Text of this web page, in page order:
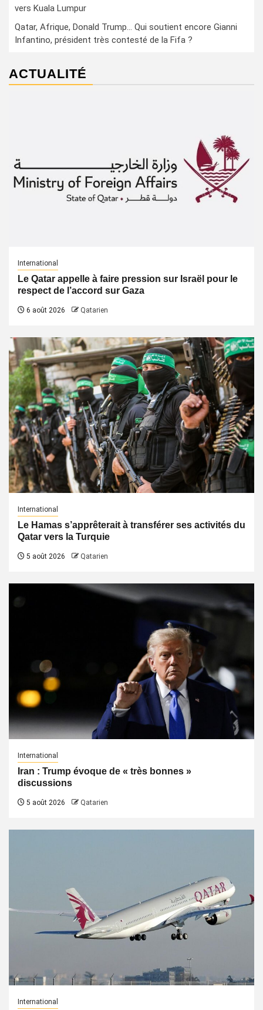
vers Kuala Lumpur
Qatar, Afrique, Donald Trump… Qui soutient encore Gianni
Infantino, président très contesté de la Fifa ?
ACTUALITÉ
International
Le Qatar appelle à faire pression sur Israël pour le
respect de l’accord sur Gaza
6 août 2026 Qatarien
International
Le Hamas s’apprêterait à transférer ses activités du
Qatar vers la Turquie
5 août 2026 Qatarien
International
Iran : Trump évoque de « très bonnes »
discussions
5 août 2026 Qatarien
International